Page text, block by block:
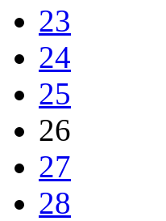
23
24
25
26
27
28